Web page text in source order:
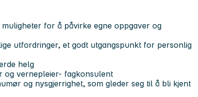
for å påvirke egne oppgaver og
utfordringer, et godt utgangspunkt for personlig
helg
og vernepleier- fagkonsulent
og nysgjerrighet, som gleder seg til å bli kjent